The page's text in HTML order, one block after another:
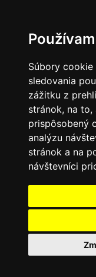
Súbory
sledovania
zážitku z
stránok, na
prispôsobený
analýzu
stránok a na
návštevníci